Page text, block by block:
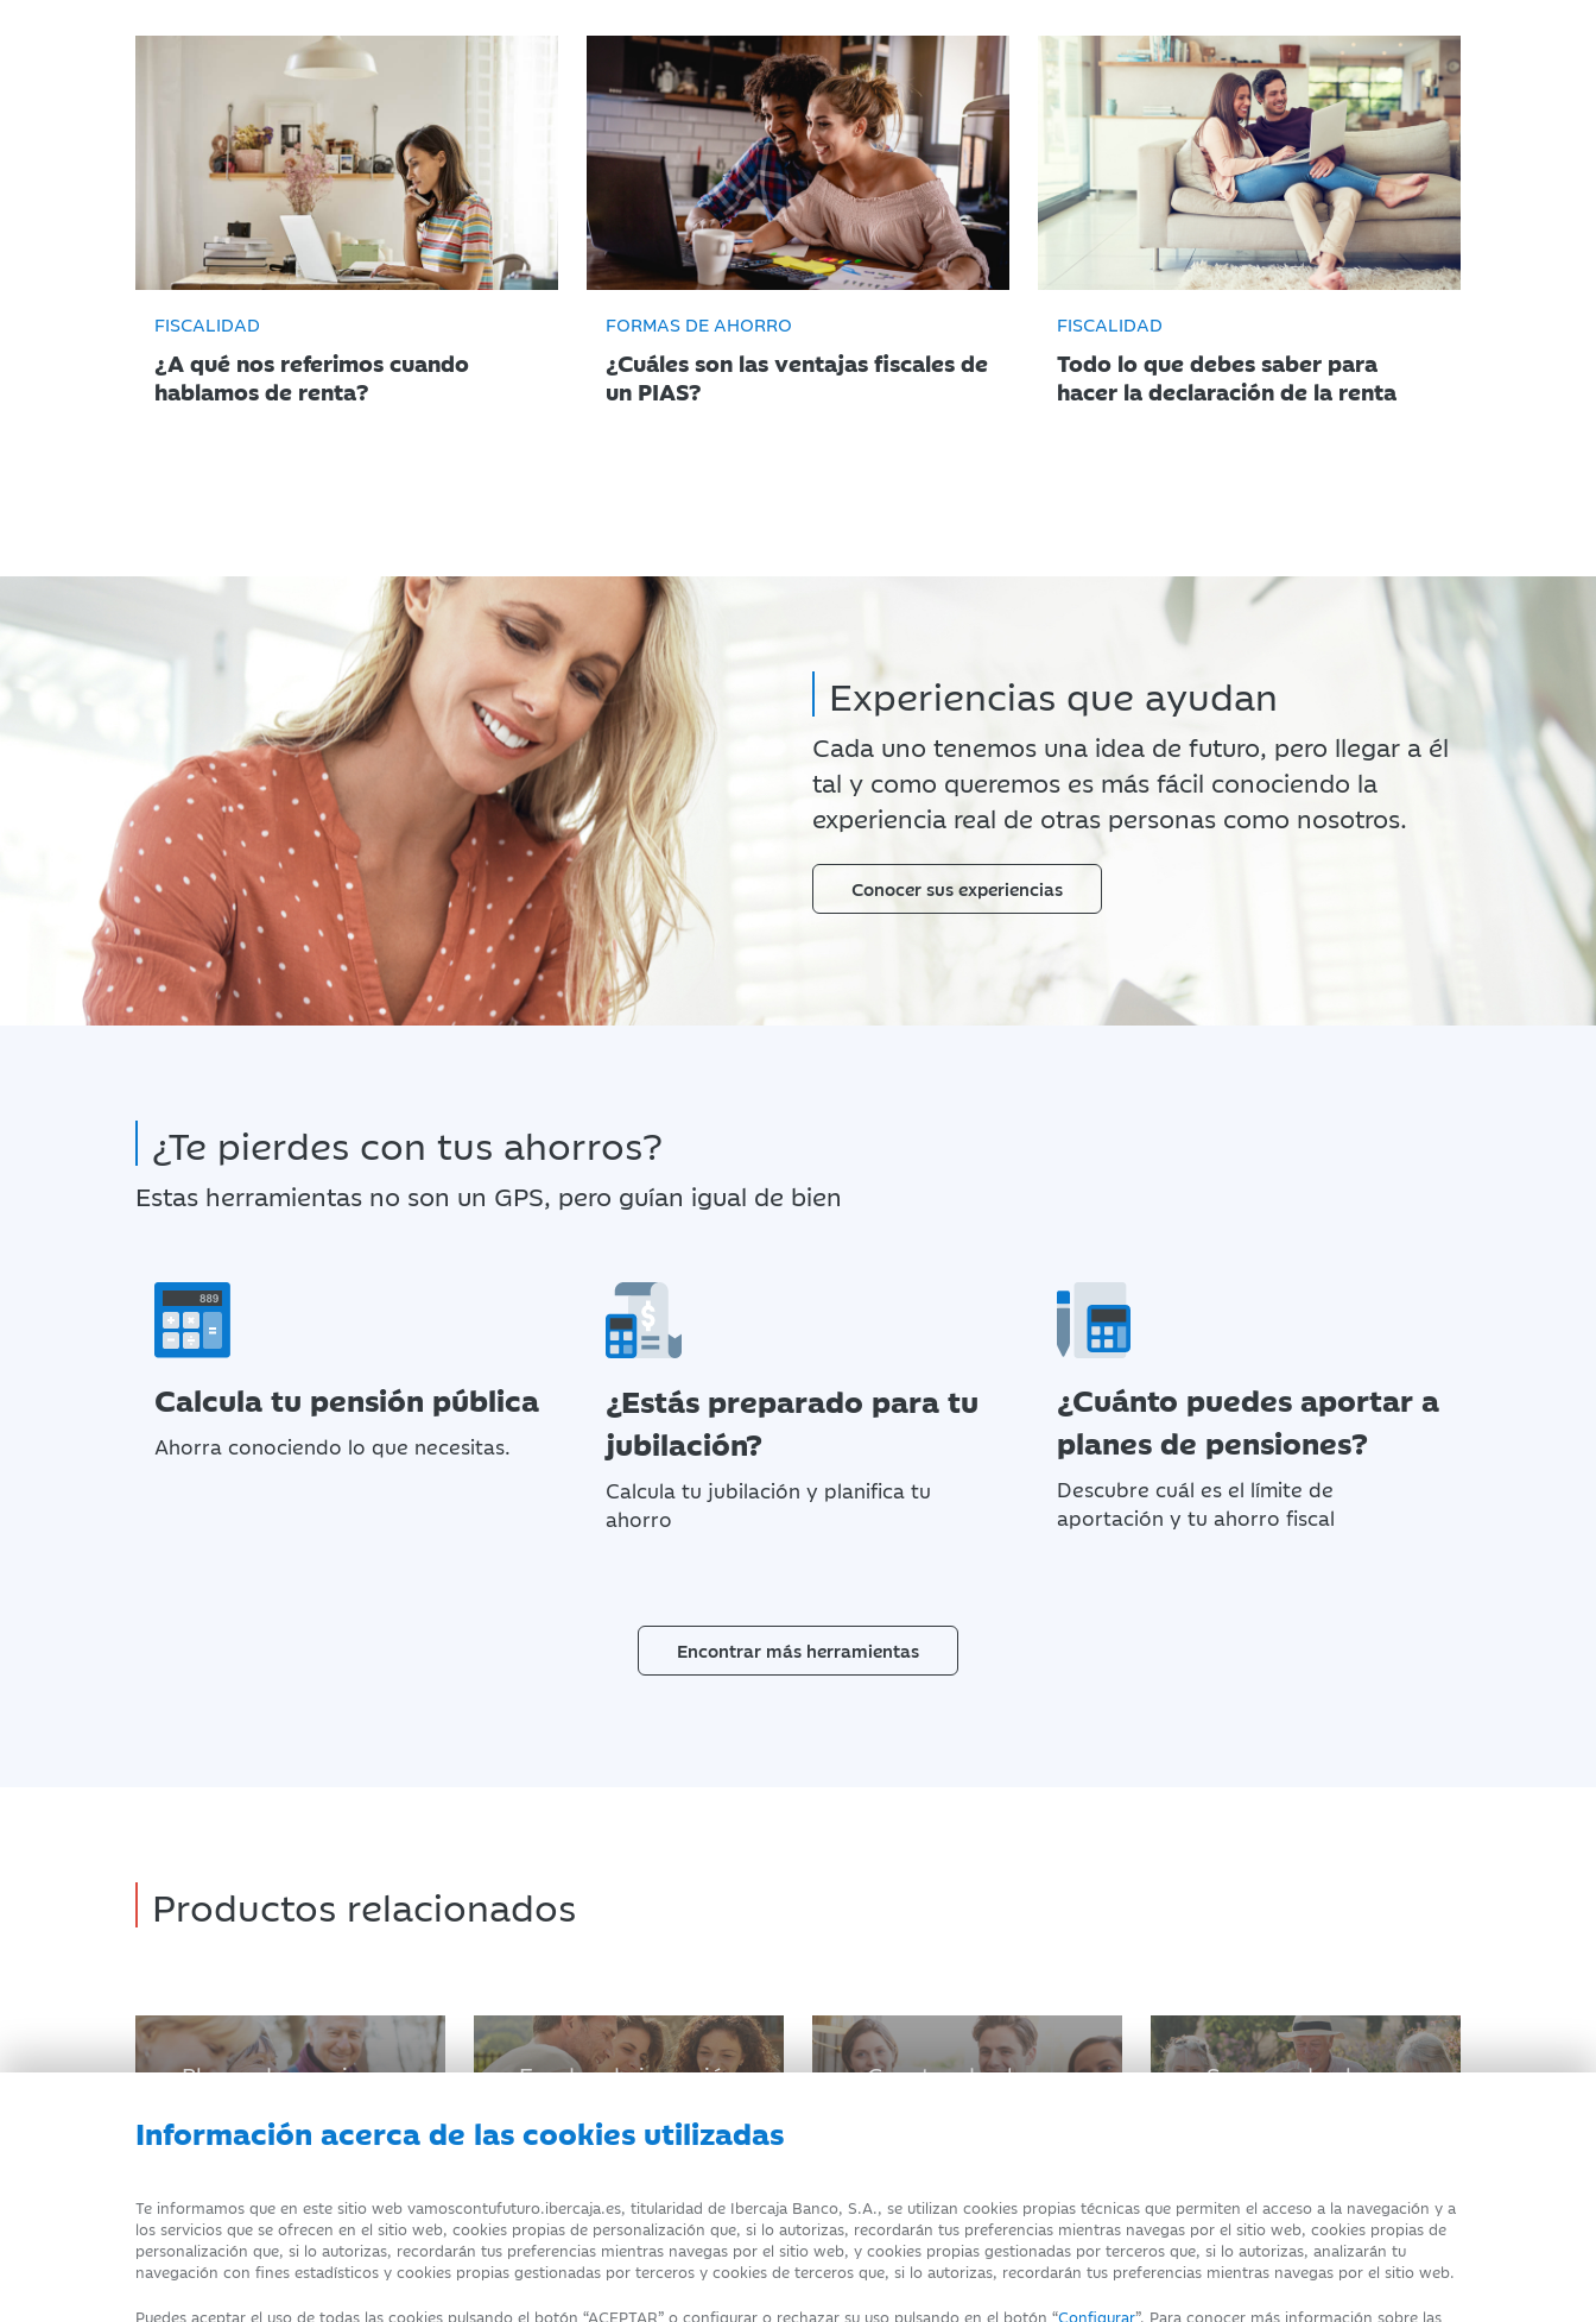
Información acerca de las cookies utilizadas
Te informamos que en este sitio web vamoscontufuturo.ibercaja.es, titularidad de Ibercaja Banco, S.A., se utilizan cookies propias técnicas que permiten el acceso a la navegación y a
los servicios que se ofrecen en el sitio web, cookies propias de personalización que, si lo autorizas, recordarán tus preferencias mientras navegas por el sitio web, cookies propias de
personalización que, si lo autorizas, recordarán tus preferencias mientras navegas por el sitio web, y cookies propias gestionadas por terceros que, si lo autorizas, analizarán tu
navegación con fines estadísticos y cookies propias gestionadas por terceros y cookies de terceros que, si lo autorizas, recordarán tus preferencias mientras navegas por el sitio web.
Puedes aceptar el uso de todas las cookies pulsando el botón “ACEPTAR” o configurar o rechazar su uso pulsando en el botón “Configurar”. Para conocer más información sobre las
FISCALIDAD
¿A qué nos referimos cuando
hablamos de renta?
FORMAS DE AHORRO
¿Cuáles son las ventajas fiscales de
un PIAS?
FISCALIDAD
Todo lo que debes saber para
hacer la declaración de la renta
Experiencias que ayudan
Cada uno tenemos una idea de futuro, pero llegar a él
tal y como queremos es más fácil conociendo la
experiencia real de otras personas como nosotros.
Conocer sus experiencias
¿Te pierdes con tus ahorros?
Estas herramientas no son un GPS, pero guían igual de bien
Calcula tu pensión pública
Ahorra conociendo lo que necesitas.
¿Estás preparado para tu
jubilación?
Calcula tu jubilación y planifica tu
ahorro
¿Cuánto puedes aportar a
planes de pensiones?
Descubre cuál es el límite de
aportación y tu ahorro fiscal
Encontrar más herramientas
Productos relacionados
Planes de pensiones Fondos de inversión Cuentas de ahorro Seguros de ahorro
Te ayudamos
AVISO LEGAL ATENCIÓN AL CLIENTE DATOS PERSONALES POLÍTICA DE COOKIES